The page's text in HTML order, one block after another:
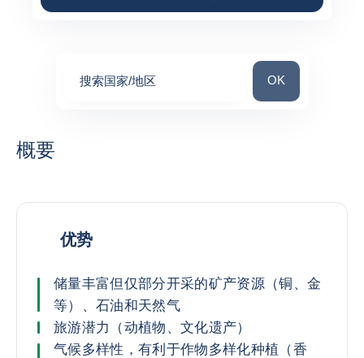
搜索国家/地区 搜索国家/地区
OK
概要
优势
储量丰富但仅部分开采的矿产资源（铜、金
等）、石油和天然气
旅游潜力（动植物、文化遗产）
气候多样性，有利于作物多样化种植（香